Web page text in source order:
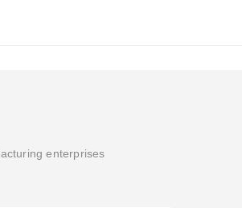
enterprises